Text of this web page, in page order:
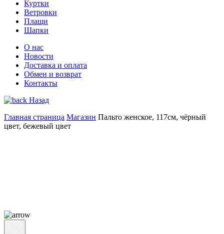
Куртки
Ветровки
Плащи
Шапки
О нас
Новости
Доставка и оплата
Обмен и возврат
Контакты
Назад
Главная страница Магазин Пальто женское, 117см, чёрный
цвет, бежевый цвет